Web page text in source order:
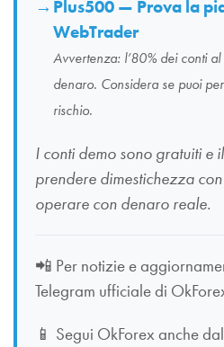
Plus500 — Prova la
WebTrader
Avvertenza: l’80% dei conti
denaro. Considera se puoi
rischio.
I conti demo sono gratuiti e
prendere dimestichezza
operare con denaro reale.
📲 Per notizie e
Telegram ufficiale di
📱 Segui OkForex anche